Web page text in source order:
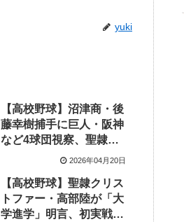
yuki
【高校野球】沼津商・後
藤幸樹捕手に巨人・阪神
など4球団視察、聖隷ク
リストファー・高部投手
2026年04月20日
【高校野球】聖隷クリス
トファー・高部陸が「大
学進学」明言、初実戦で